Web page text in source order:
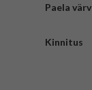
Paela värv
Kinnitus